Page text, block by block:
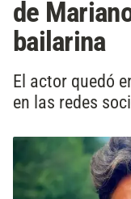
de
bailarina
El actor quedó
en las redes